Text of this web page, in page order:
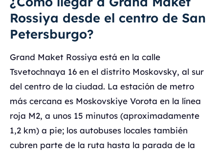
Rossiya desde el centro de San
Petersburgo?
Grand Maket Rossiya está en la calle
Tsvetochnaya 16 en el distrito Moskovsky, al sur
del centro de la ciudad. La estación de metro
más cercana es Moskovskiye Vorota en la línea
roja M2, a unos 15 minutos (aproximadamente
1,2 km) a pie; los autobuses locales también
cubren parte de la ruta hasta la parada de la